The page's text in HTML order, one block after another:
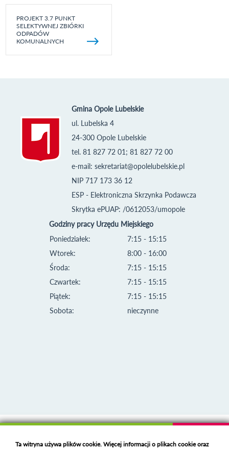
PROJEKT 3.7 PUNKT
SELEKTYWNEJ ZBIÓRKI
ODPADÓW
KOMUNALNYCH
Gmina Opole Lubelskie
ul. Lubelska 4
24-300 Opole Lubelskie
tel. 81 827 72 01; 81 827 72 00
e-mail: sekretariat@opolelubelskie.pl
NIP 717 173 36 12
ESP - Elektroniczna Skrzynka Podawcza
Skrytka ePUAP: /0612053/umopole
Godziny pracy Urzędu Miejskiego
Poniedziałek:
Wtorek:
Środa:
Czwartek:
Piątek:
Sobota:
7:15 - 15:15
8:00 - 16:00
7:15 - 15:15
7:15 - 15:15
7:15 - 15:15
nieczynne
Ta witryna używa plików cookie. Więcej informacji o plikach cookie oraz